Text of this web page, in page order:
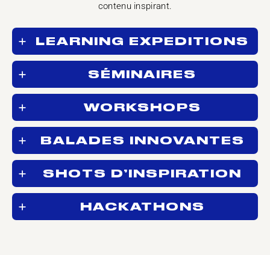
contenu inspirant.
LEARNING EXPEDITIONS
SÉMINAIRES
WORKSHOPS
BALADES INNOVANTES
SHOTS D’INSPIRATION
HACKATHONS